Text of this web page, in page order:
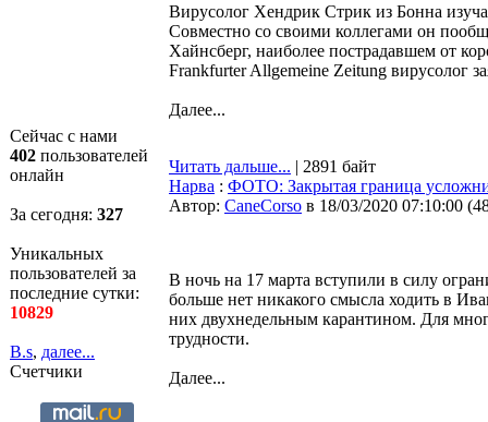
Сейчас с нами
402 пользователей
онлайн
За сегодня: 327
Уникальных
пользователей за
последние сутки:
10829
B.s, далее...
Счетчики
Вирусолог Хендрик Стрик из Бонна
Совместно со своими коллегами он
Хайнсберг, наиболее пострадавшем от
Frankfurter Allgemeine Zeitung
Далее...
Читать дальше... | 2891 байт
Нарва : ФОТО: Закрытая граница
Автор: CaneCorso в 18/03/2020 07:10:00 (
В ночь на 17 марта вступили в силу
больше нет никакого смысла ходить в
них двухнедельным карантином. Для
трудности.
Далее...